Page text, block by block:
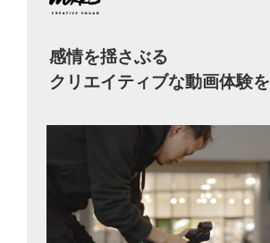
感情を揺さぶる
クリエイティブな動画体験を